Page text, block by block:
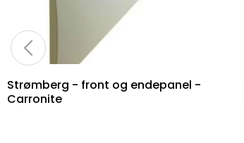
Strømberg - front og endepanel -
Carronite